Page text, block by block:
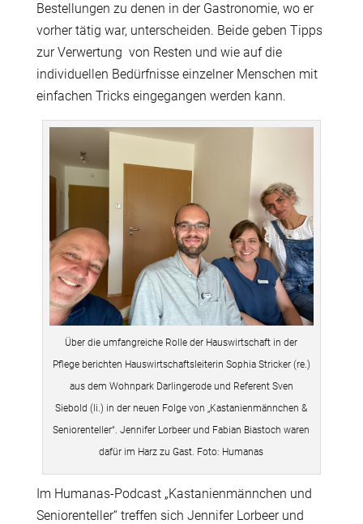
Bestellungen zu denen in der Gastronomie, wo er
vorher tätig war, unterscheiden. Beide geben Tipps
zur Verwertung von Resten und wie auf die
individuellen Bedürfnisse einzelner Menschen mit
einfachen Tricks eingegangen werden kann.
Über die umfangreiche Rolle der Hauswirtschaft in der
Pflege berichten Hauswirtschaftsleiterin Sophia Stricker (re.)
aus dem Wohnpark Darlingerode und Referent Sven
Siebold (li.) in der neuen Folge von „Kastanienmännchen &
Seniorenteller“. Jennifer Lorbeer und Fabian Biastoch waren
dafür im Harz zu Gast. Foto: Humanas
Im Humanas-Podcast „Kastanienmännchen und
Seniorenteller“ treffen sich Jennifer Lorbeer und